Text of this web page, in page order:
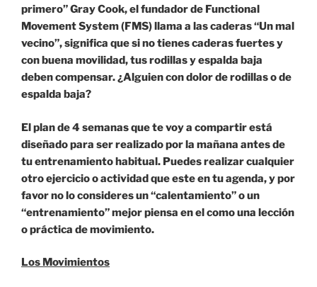
primero” Gray Cook, el fundador de Functional
Movement System (FMS) llama a las caderas “Un mal
vecino”, significa que si no tienes caderas fuertes y
con buena movilidad, tus rodillas y espalda baja
deben compensar. ¿Alguien con dolor de rodillas o de
espalda baja?
El plan de 4 semanas que te voy a compartir está
diseñado para ser realizado por la mañana antes de
tu entrenamiento habitual. Puedes realizar cualquier
otro ejercicio o actividad que este en tu agenda, y por
favor no lo consideres un “calentamiento” o un
“entrenamiento” mejor piensa en el como una lección
o práctica de movimiento.
Los Movimientos